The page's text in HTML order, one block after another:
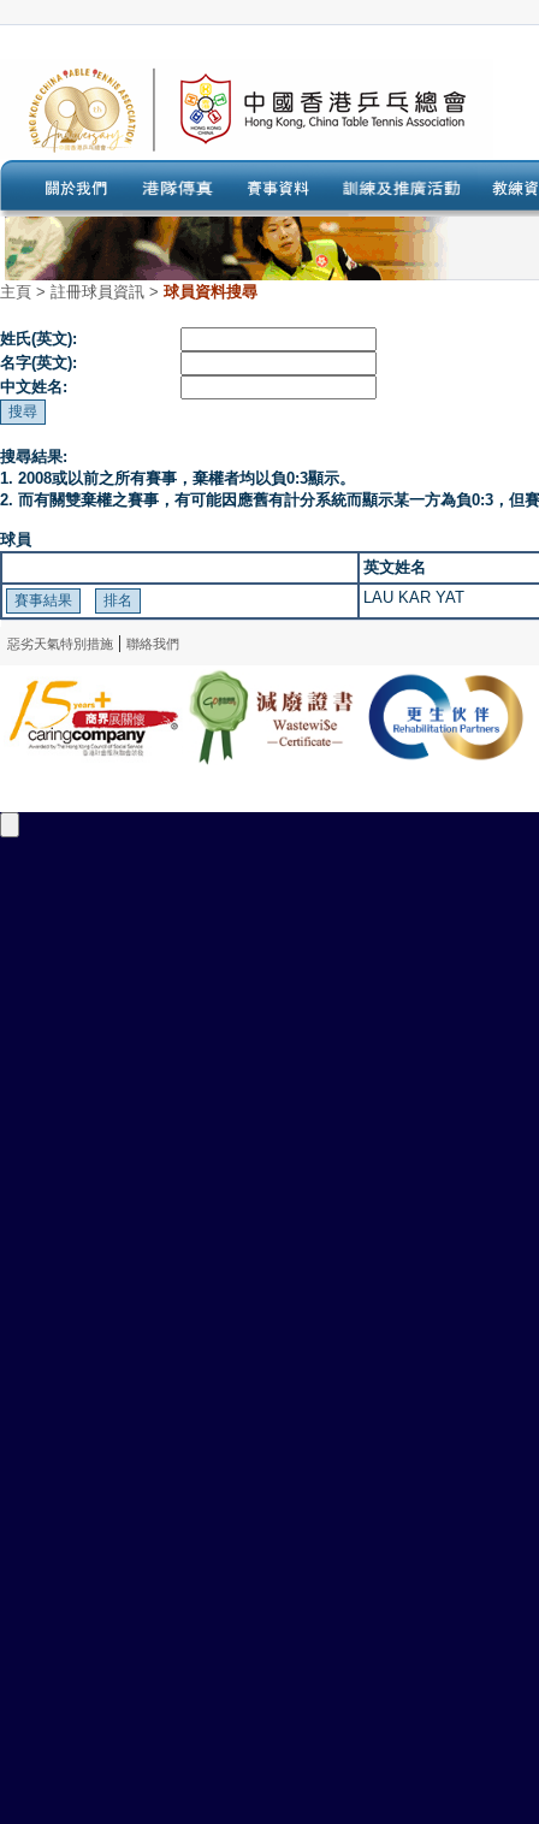
主頁 > 註冊球員資訊 > 球員資料搜尋
姓氏(英文):
名字(英文):
中文姓名:
搜尋結果:
1. 2008或以前之所有賽事，棄權者均以負0:3顯示。
2. 而有關雙棄權之賽事，有可能因應舊有計分系統而顯示某一方為負0:3，但
球員
英文姓名
LAU KAR YAT